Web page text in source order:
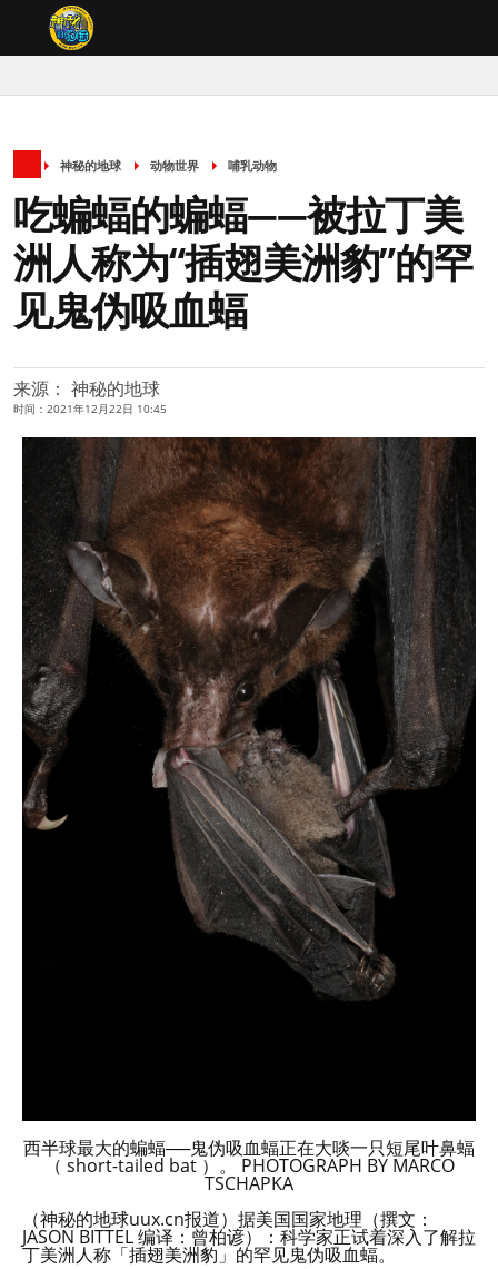
神秘的地球 动物世界 哺乳动物
吃蝙蝠的蝙蝠——被拉丁美
洲人称为“插翅美洲豹”的罕
见鬼伪吸血蝠
来源： 神秘的地球
时间：2021年12月22日 10:45
西半球最大的蝙蝠──鬼伪吸血蝠正在大啖一只短尾叶鼻蝠
（ short-tailed bat ）。 PHOTOGRAPH BY MARCO
TSCHAPKA
（神秘的地球uux.cn报道）据美国国家地理（撰文：
JASON BITTEL 编译：曾柏谚）：科学家正试着深入了解拉
丁美洲人称「插翅美洲豹」的罕见鬼伪吸血蝠。